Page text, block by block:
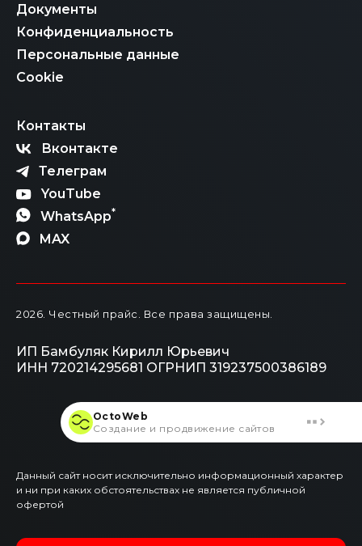
Документы
Конфиденциальность
Персональные данные
Cookie
Контакты
Вконтакте
Телеграм
YouTube
WhatsApp*
MAX
2026 . Честный прайс. Все права защищены.
ИП Бамбуляк Кирилл Юрьевич
ИНН 720214295681 ОГРНИП 319237500386189
Данный сайт носит исключительно информационный характер
и ни при каких обстоятельствах не является публичной
офертой
OctoWeb
Создание и продвижение сайтов